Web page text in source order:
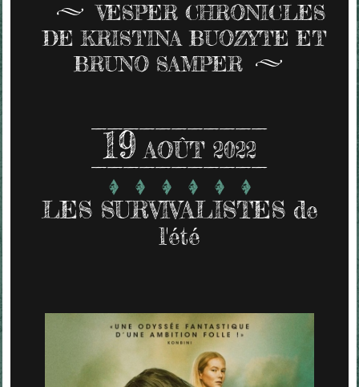
VESPER CHRONICLES
DE KRISTINA BUOZYTE ET
BRUNO SAMPER
19 AOÛT 2022
LES SURVIVALISTES de
l'été